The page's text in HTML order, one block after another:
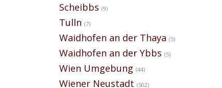
Scheibbs (9)
Tulln (7)
Waidhofen an der Thaya (5)
Waidhofen an der Ybbs (5)
Wien Umgebung (44)
Wiener Neustadt (502)